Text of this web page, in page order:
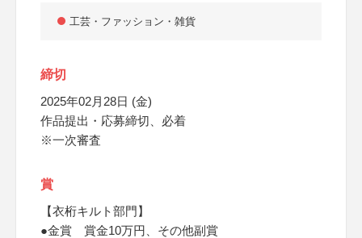
工芸・ファッション・雑貨
締切
2025年02月28日 (金)
作品提出・応募締切、必着
※一次審査
賞
【衣桁キルト部門】
●金賞 賞金10万円、その他副賞